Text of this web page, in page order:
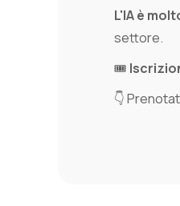
L'IA è
settore.
🎟️
👇